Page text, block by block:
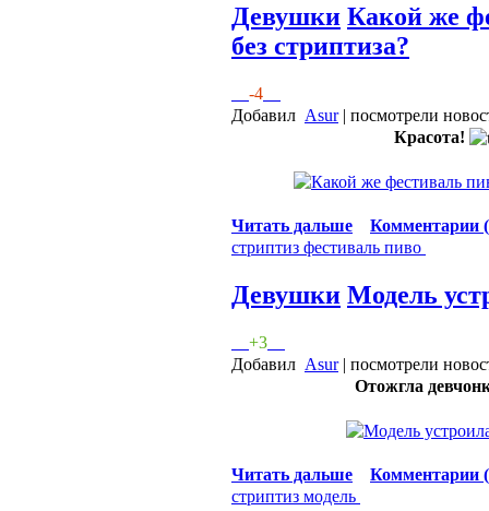
Девушки Какой же
без стриптиза?
-4
Добавил Asur| посмотрели
Красота!
Читать дальше
Комментарии
стриптиз фестиваль пиво
Девушки Модель
+3
Добавил Asur| посмотрели
Отожгла
Читать дальше
Комментарии
стриптиз модель